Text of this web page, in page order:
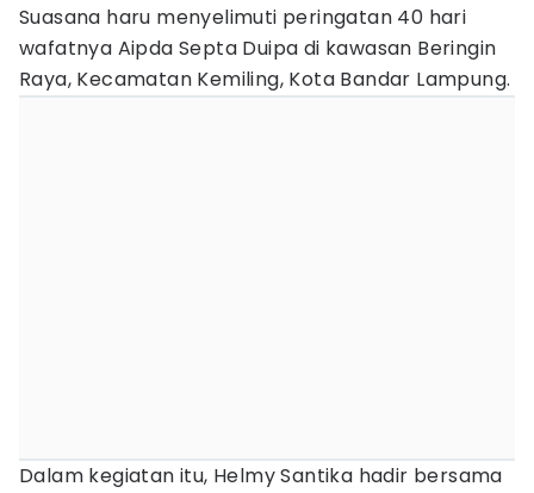
Suasana haru menyelimuti peringatan 40 hari
wafatnya Aipda Septa Duipa di kawasan Beringin
Raya, Kecamatan Kemiling, Kota Bandar Lampung.
Dalam kegiatan itu, Helmy Santika hadir bersama